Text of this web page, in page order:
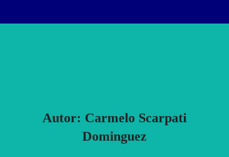
Autor: Carmelo Scarpati
Dominguez